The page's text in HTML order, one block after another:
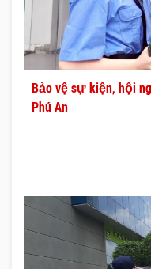
Bảo vệ sự kiện, hội
Phú An